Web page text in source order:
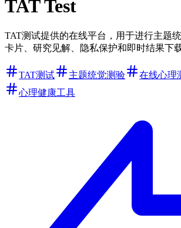
TAT Test
TAT测试提供的在线平台，用于进行主题
卡片、研究见解、隐私保护和即时结果下载
TAT测试 主题统觉测验 在线心理
心理健康工具